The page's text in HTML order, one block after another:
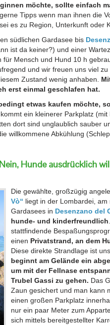
möchte, sollte einfach
Tipps wenn man ihnen die
es zu Region, Unterkunft oder
südlichen Gardasee bis
ist da keiner?) und einer
für Mensch und Hund 10 h
und wir freuen uns viel
Zustand wenig anhaben.
erst einmal geschlafen hat.
etwas kaufen möchte,
ein kleinerer Parkplatz
dort sind unglaublich sauber
willkommene Abkühlung
Hunde ausdrücklich
Die gewählte, großzügig
Vò“ liegt in der Lombardei,
Gardasees in Desenzano del
hunde- und kinderfreundlich
stattfindende
einen Privatstrand, an dem
Diese direkte Strandlage ist
beginnt am Gelände ein
um mit der Fellnase
Trubel Gassi zu gehen. Das
Zaun gesichert und man kann
einen großen Parkplatz
nur ein paar Meter zum
sich mittels bereitgestellter